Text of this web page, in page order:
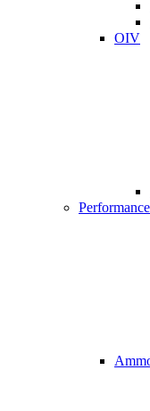
OIV
Performance